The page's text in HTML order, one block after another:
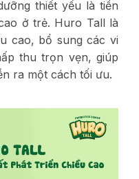
thiết yếu là tiền
ở trẻ. Huro Tall là
cao, bổ sung các vi
thu trọn vẹn, giúp
ra một cách tối ưu.